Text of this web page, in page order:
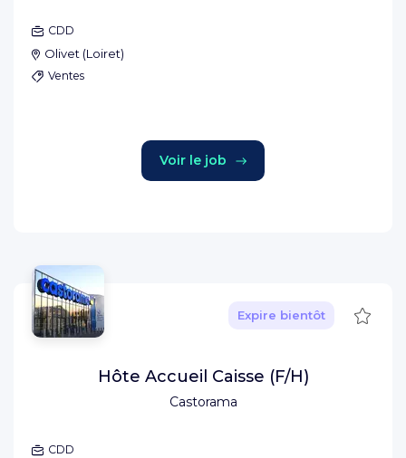
CDD
Olivet (Loiret)
Ventes
Voir le job
Castorama
Expire bientôt
Hôte Accueil Caisse (F/H)
CDD